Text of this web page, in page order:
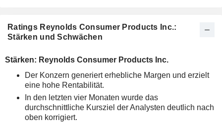
Ratings Reynolds Consumer Products Inc.:
Stärken und Schwächen
Stärken: Reynolds Consumer Products Inc.
Der Konzern generiert erhebliche Margen und erzielt
eine hohe Rentabilität.
In den letzten vier Monaten wurde das
durchschnittliche Kursziel der Analysten deutlich nach
oben korrigiert.